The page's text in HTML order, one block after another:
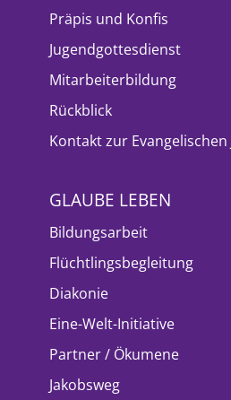
Präpis und Konfis
Jugendgottesdienst
Mitarbeiterbildung
Rückblick
Kontakt zur Evangelischen
GLAUBE LEBEN
Bildungsarbeit
Flüchtlingsbegleitung
Diakonie
Eine-Welt-Initiative
Partner / Ökumene
Jakobsweg